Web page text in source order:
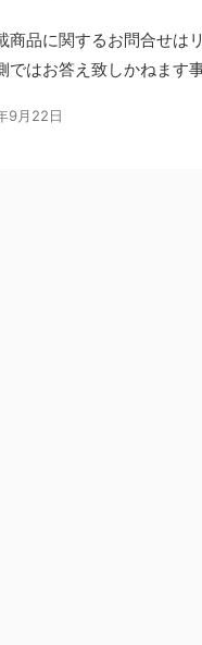
商品に関するお問合せは
ではお答え致しかねます
9月22日